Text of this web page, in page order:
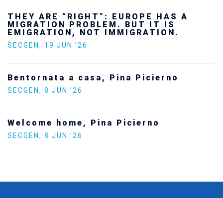
THEY ARE “RIGHT”: EUROPE HAS A
MIGRATION PROBLEM. BUT IT IS
EMIGRATION, NOT IMMIGRATION.
SECGEN , 19 JUN ’26
Bentornata a casa, Pina Picierno
SECGEN , 8 JUN ’26
Welcome home, Pina Picierno
SECGEN , 8 JUN ’26